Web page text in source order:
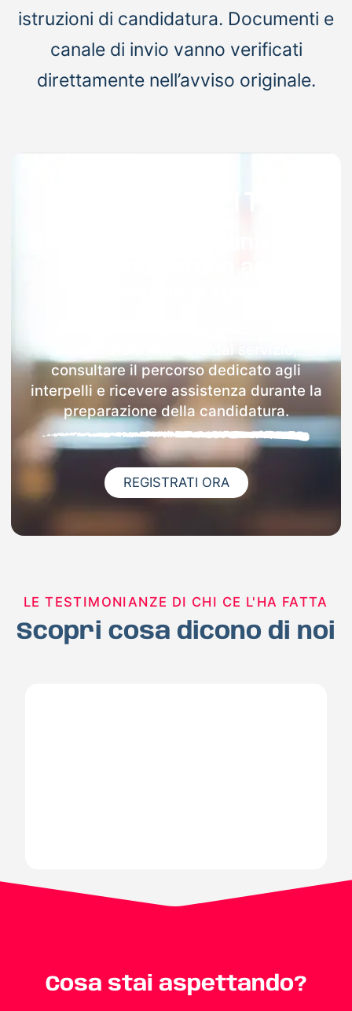
istruzioni di candidatura. Documenti e
canale di invio vanno verificati
direttamente nell’avviso originale.
consultare il percorso dedicato agli
interpelli e ricevere assistenza durante la
preparazione della candidatura.
REGISTRATI ORA
LE TESTIMONIANZE DI CHI CE L'HA FATTA
Scopri cosa dicono di noi
Cosa stai aspettando?